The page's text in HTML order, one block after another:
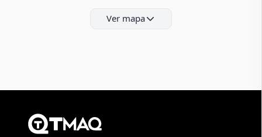
Ver mapa